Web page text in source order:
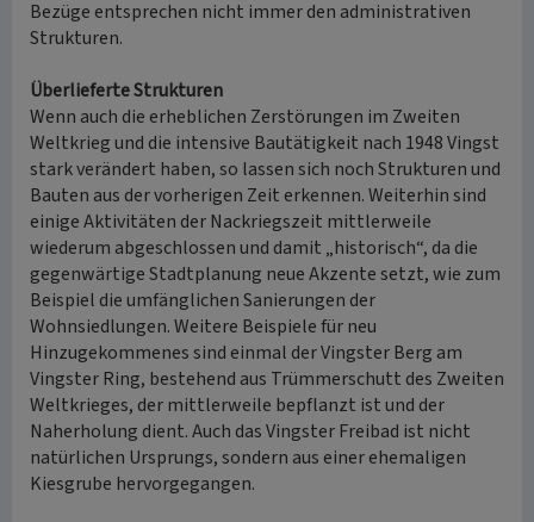
Bezüge entsprechen nicht immer den administrativen
Strukturen.
Überlieferte Strukturen
Wenn auch die erheblichen Zerstörungen im Zweiten
Weltkrieg und die intensive Bautätigkeit nach 1948 Vingst
stark verändert haben, so lassen sich noch Strukturen und
Bauten aus der vorherigen Zeit erkennen. Weiterhin sind
einige Aktivitäten der Nackriegszeit mittlerweile
wiederum abgeschlossen und damit „historisch“, da die
gegenwärtige Stadtplanung neue Akzente setzt, wie zum
Beispiel die umfänglichen Sanierungen der
Wohnsiedlungen. Weitere Beispiele für neu
Hinzugekommenes sind einmal der Vingster Berg am
Vingster Ring, bestehend aus Trümmerschutt des Zweiten
Weltkrieges, der mittlerweile bepflanzt ist und der
Naherholung dient. Auch das Vingster Freibad ist nicht
natürlichen Ursprungs, sondern aus einer ehemaligen
Kiesgrube hervorgegangen.